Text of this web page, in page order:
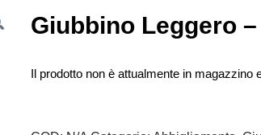
Giubbino Leggero
Il prodotto non è attualmente in magazzino